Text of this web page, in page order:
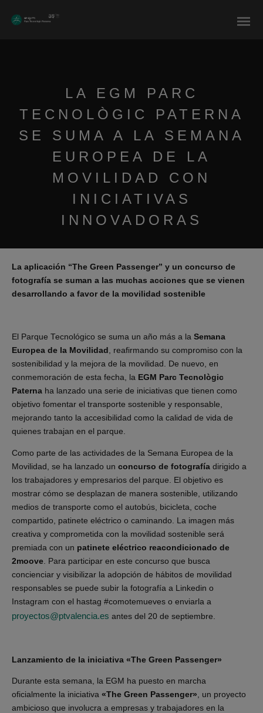
LA EGM PARC
TECNOLÒGIC PATERNA
SE SUMA A LA SEMANA
EUROPEA DE LA
MOVILIDAD CON
INICIATIVAS
INNOVADORAS
La aplicación “The Green Passenger” y un concurso de
fotografía se suman a las muchas acciones que se vienen
desarrollando a favor de la movilidad sostenible
El Parque Tecnológico se suma un año más a la Semana
Europea de la Movilidad , reafirmando su compromiso con la
sostenibilidad y la mejora de la movilidad. De nuevo, en
conmemoración de esta fecha, la EGM Parc Tecnològic
Paterna ha lanzado una serie de iniciativas que tienen como
objetivo fomentar el transporte sostenible y responsable,
mejorando tanto la accesibilidad como la calidad de vida de
quienes trabajan en el parque.
Como parte de las actividades de la Semana Europea de la
Movilidad, se ha lanzado un concurso de fotografía dirigido a
los trabajadores y empresarios del parque. El objetivo es
mostrar cómo se desplazan de manera sostenible, utilizando
medios de transporte como el autobús, bicicleta, coche
compartido, patinete eléctrico o caminando. La imagen más
creativa y comprometida con la movilidad sostenible será
premiada con un patinete eléctrico reacondicionado de
2moove . Para participar en este concurso que busca
concienciar y visibilizar la adopción de hábitos de movilidad
responsables se puede subir la fotografía a Linkedin o
Instagram con el hastag #comotemueves o enviarla a
proyectos@ptvalencia.es antes del 20 de septiembre.
Lanzamiento de la iniciativa «The Green Passenger»
Durante esta semana, la EGM ha puesto en marcha
oficialmente la iniciativa «The Green Passenger», un proyecto
ambicioso que involucra a empresas y trabajadores en la